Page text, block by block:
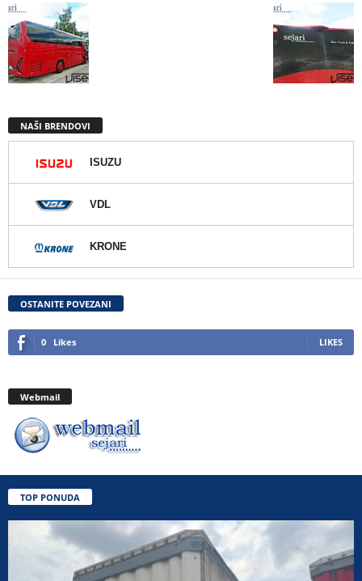
NAŠI BRENDOVI
ISUZU
VDL
KRONE
OSTANITE POVEZANI
0 Likes LIKES
Webmail
TOP PONUDA